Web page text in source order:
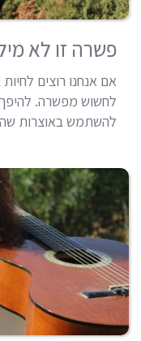
פשרה זו לא
אם אנחנו רוצים
לחשוש מפשרה.
להשתמש באוצרות